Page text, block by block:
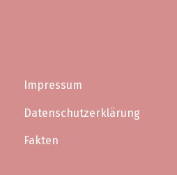
Impressum
Datenschutzerklärung
Fakten